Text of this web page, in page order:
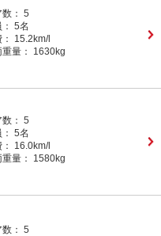
数： 5
5名
15.2km/l
量：
1630kg
数： 5
5名
16.0km/l
量：
1580kg
数： 5